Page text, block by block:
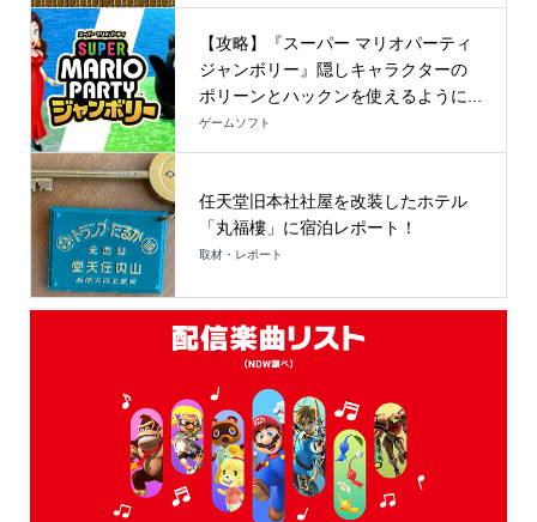
【攻略】『スーパー マリオパーティ
ジャンボリー』隠しキャラクターの
ポリーンとハックンを使えるように...
ゲームソフト
任天堂旧本社社屋を改装したホテル
「丸福樓」に宿泊レポート！
取材・レポート